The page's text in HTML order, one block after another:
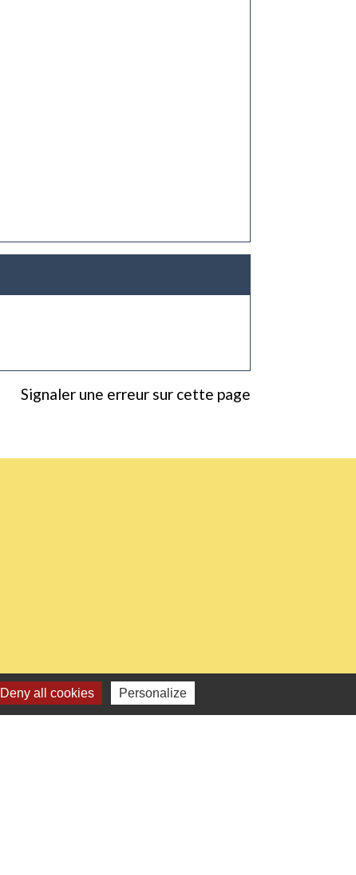
Signaler une erreur sur cette page
Deny all cookies Personalize